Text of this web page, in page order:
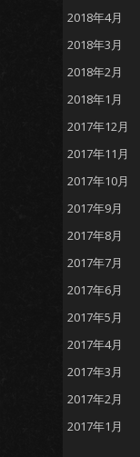
2018年4月
2018年3月
2018年2月
2018年1月
2017年12月
2017年11月
2017年10月
2017年9月
2017年8月
2017年7月
2017年6月
2017年5月
2017年4月
2017年3月
2017年2月
2017年1月